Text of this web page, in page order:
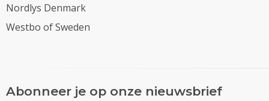
Nordlys Denmark
Westbo of Sweden
Abonneer je op onze nieuwsbrief